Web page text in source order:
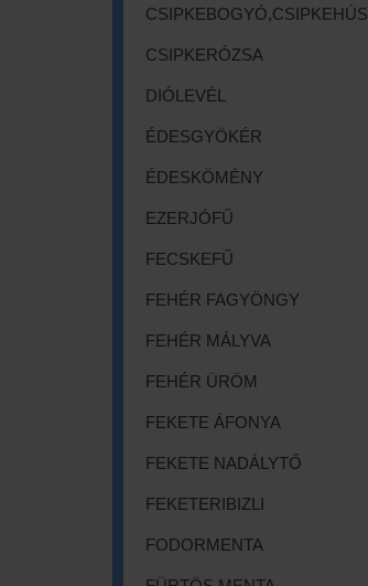
CSIPKEBOGYÓ,CSIPKEHÚS
CSIPKERÓZSA
DIÓLEVÉL
ÉDESGYÖKÉR
ÉDESKÖMÉNY
EZERJÓFŰ
FECSKEFŰ
FEHÉR FAGYÖNGY
FEHÉR MÁLYVA
FEHÉR ÜRÖM
FEKETE ÁFONYA
FEKETE NADÁLYTŐ
FEKETERIBIZLI
FODORMENTA